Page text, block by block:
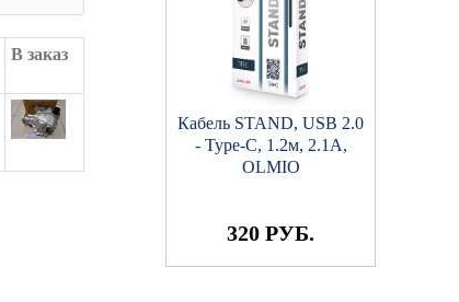
В заказ
Кабель STAND, USB 2.0
- Type-C, 1.2м, 2.1A,
OLMIO
320 РУБ.